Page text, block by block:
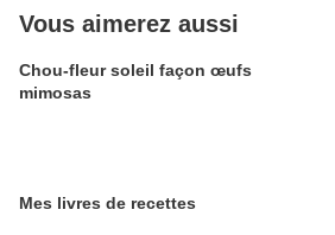
Vous aimerez aussi
Chou-fleur soleil façon œufs
mimosas
Mes livres de recettes